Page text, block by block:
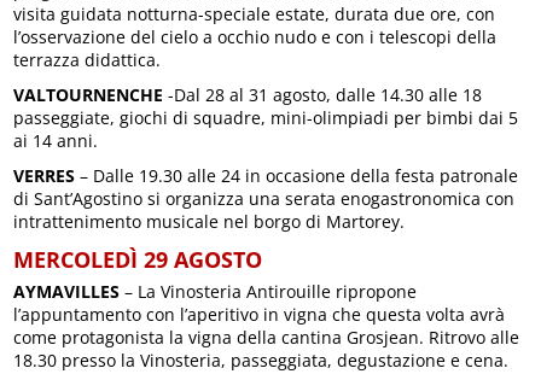
visita guidata notturna-speciale estate, durata due ore, con
l’osservazione del cielo a occhio nudo e con i telescopi della
terrazza didattica.
VALTOURNENCHE -Dal 28 al 31 agosto, dalle 14.30 alle 18
passeggiate, giochi di squadre, mini-olimpiadi per bimbi dai 5
ai 14 anni.
VERRES – Dalle 19.30 alle 24 in occasione della festa patronale
di Sant’Agostino si organizza una serata enogastronomica con
intrattenimento musicale nel borgo di Martorey.
MERCOLEDÌ 29 AGOSTO
AYMAVILLES – La Vinosteria Antirouille ripropone
l’appuntamento con l’aperitivo in vigna che questa volta avrà
come protagonista la vigna della cantina Grosjean. Ritrovo alle
18.30 presso la Vinosteria, passeggiata, degustazione e cena.